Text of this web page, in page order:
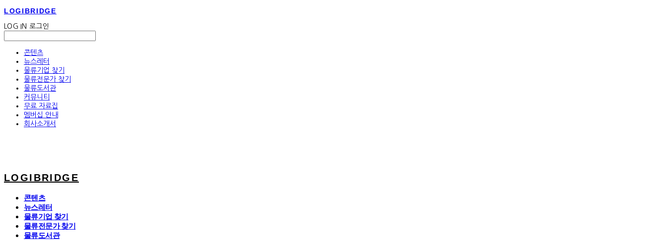
LOGIBRIDGE
LOG IN 로그인
콘텐츠
뉴스레터
물류기업 찾기
물류전문가 찾기
물류도서관
커뮤니티
무료 자료집
멤버십 안내
회사소개서
LOGIBRIDGE
콘텐츠
뉴스레터
물류기업 찾기
물류전문가 찾기
물류도서관